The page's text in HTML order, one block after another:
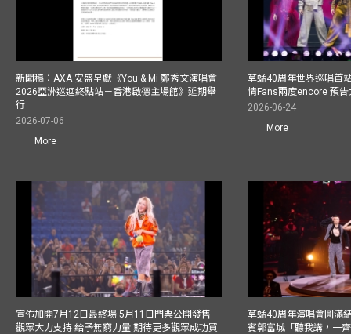
新聞稿︰AXA 安盛呈獻《You & Mi 鄭秀文演唱會
2026亞洲巡迴終點站－香港啟德主場館》延期舉
行
2026-07-06
More
草蜢40周年世界巡唱首
情Fans兩度encore 預
2026-06-24
More
宣佈加開7月12日最終場 5月11日門票公開發售
觀眾大力支持 給予無窮力量 期待更多觀眾成功買
草蜢40周年演唱會圓滿
賓郭富城「聽我講，一